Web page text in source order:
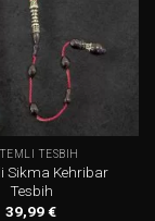
TESBIH
Sikma Kehribar
Tesbih
39,99€